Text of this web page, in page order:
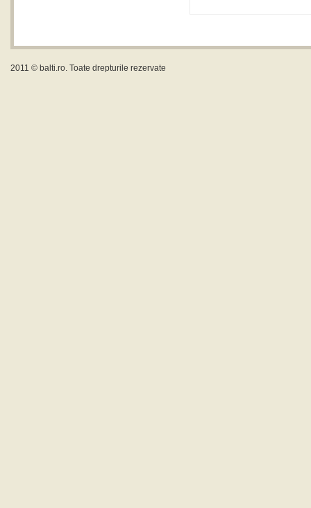
2011 © balti.ro. Toate drepturile rezervate